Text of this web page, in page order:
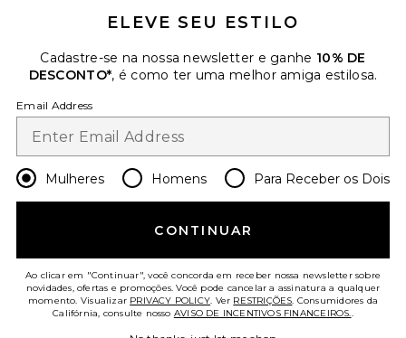
Sign Up
Change Country Regions
AJUDE-NOS A MELHORAR!
ATENDIMENTO AO CLIENTE
ELEVE SEU ESTILO
Cadastre-se na nossa newsletter e ganhe 10% DE
DESCONTO*, é como ter uma melhor amiga estilosa.
Email Address
Mulheres Homens Para Receber os Dois
CONTINUAR
Ao clicar em "Continuar", você concorda em receber nossa newsletter sobre
novidades, ofertas e promoções. Você pode cancelar a assinatura a qualquer
momento. Visualizar PRIVACY POLICY. Ver RESTRIÇÕES. Consumidores da
Califórnia, consulte nosso AVISO DE INCENTIVOS FINANCEIROS..